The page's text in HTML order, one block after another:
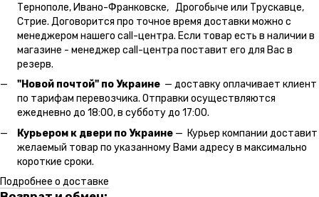
Тернополе, Ивано-Франковске, Дрогобыче или Трускавце,
Стрие. Договорится про точное время доставки можно с
менеджером нашего call-центра. Если товар есть в наличии в
магазине - менеджер call-центра поставит его для Вас в
резерв.
"Новой почтой" по Украине — доставку оплачивает клиент
по тарифам перевозчика. Отправки осуществляются
ежедневно до 18:00, в субботу до 17:00.
Курьером к двери по Украине — Курьер компании доставит
желаемый товар по указанному Вами адресу в максимально
короткие сроки.
Подробнее о доставке